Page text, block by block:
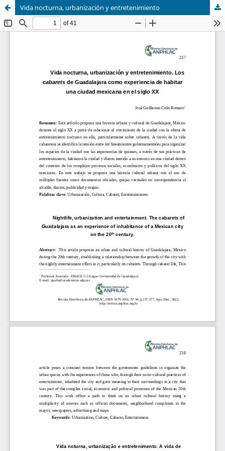
Vida nocturna, urbanización y entretenimiento